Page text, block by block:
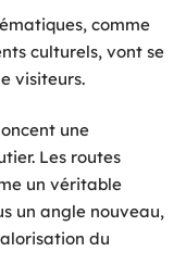
comme
culturels, vont se
visiteurs.
une
Les routes
un véritable
un angle nouveau,
du